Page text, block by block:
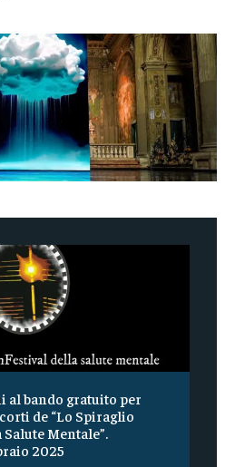
al bando gratuito per
de “Lo Spiraglio
Mentale”.
2025